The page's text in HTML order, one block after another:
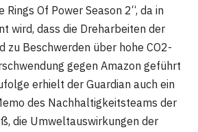
Rings Of Power Season 2“, da in
wird, dass die Dreharbeiten der
zu Beschwerden über hohe CO2-
gegen Amazon geführt
erhielt der Guardian auch ein
des Nachhaltigkeitsteams der
die Umweltauswirkungen der